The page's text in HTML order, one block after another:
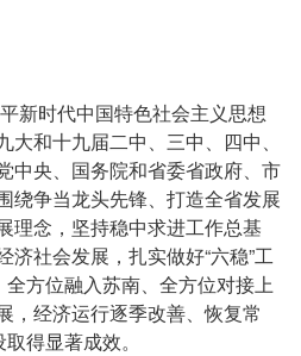
新时代中国特色社会主义思想
和十九届二中、三中、四中、
中央、国务院和省委省政府、市
绕争当龙头先锋、打造全省发展
理念，坚持稳中求进工作总基
济社会发展，扎实做好“六稳”工
全方位融入苏南、全方位对接上
，经济运行逐季改善、恢复常
得显著成效。